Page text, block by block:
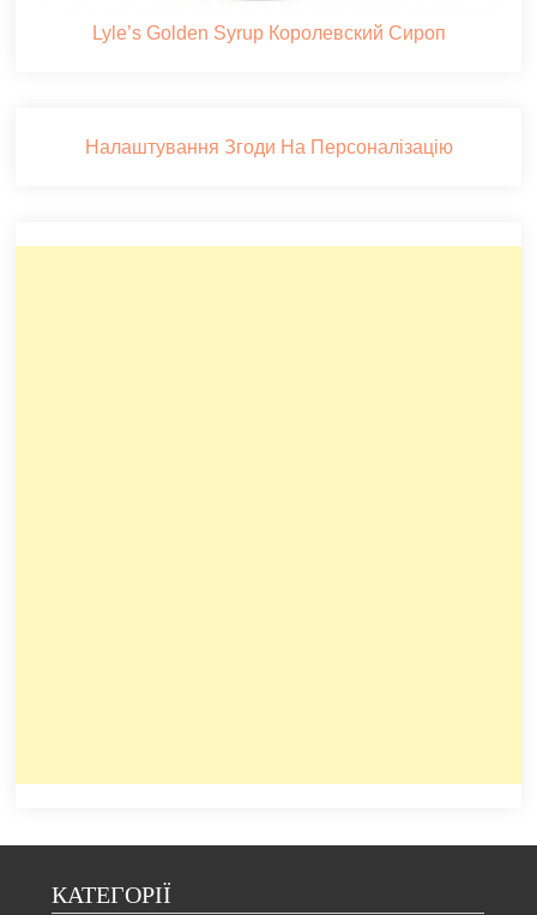
Lyle’s Golden Syrup Королевский Сироп
Налаштування Згоди На Персоналізацію
КАТЕГОРІЇ